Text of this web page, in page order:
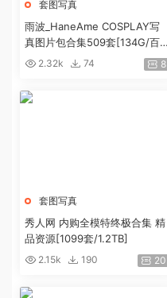
套图写真
雨波_HaneAme COSPLAY写
真图片包合集509套[134G/百
度盘]2.32k 74 8
套图写真
秀人网 内购全模特终极合集 精
品资源[1099套/1.2TB]
2.15k 190 20